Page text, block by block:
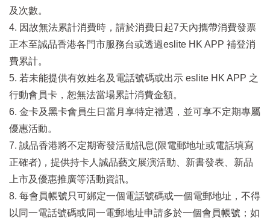
及次數。
4. 因故無法累計消費時，請於消費日起7天內攜帶消費發票
正本至誠品香港各門市服務台或透過eslite HK APP 補登消
費累計。
5. 若未能提供有效姓名及電話號碼或出示 eslite HK APP 之
行動會員卡，恕無法當場累計消費金額。
6. 金卡及黑卡會員生日當月享特定禮遇，並可享不定期專屬
優惠活動。
7. 誠品香港將不定期寄發活動訊息(限電郵地址或電話填寫
正確者)，提供持卡人誠品藝文展演活動、新書發表、新品
上市及優惠推廣等活動資訊。
8. 每會員帳號只可綁定一個電話號碼或一個電郵地址，不得
以同一電話號碼或同一電郵地址申請多於一個會員帳號；如